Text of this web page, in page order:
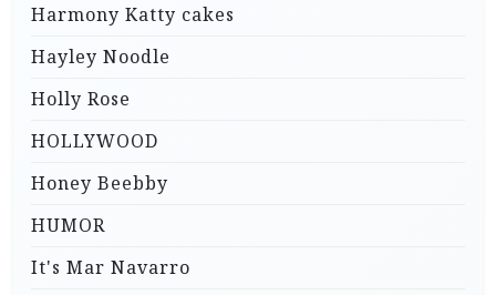
Harmony Katty cakes
Hayley Noodle
Holly Rose
HOLLYWOOD
Honey Beebby
HUMOR
It's Mar Navarro